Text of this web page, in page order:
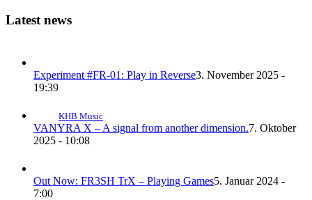
Latest news
Experiment #FR-01: Play in Reverse3. November 2025 -
19:39
KHB Music
VANYRA X – A signal from another dimension.7. Oktober
2025 - 10:08
Out Now: FR3SH TrX – Playing Games5. Januar 2024 -
7:00